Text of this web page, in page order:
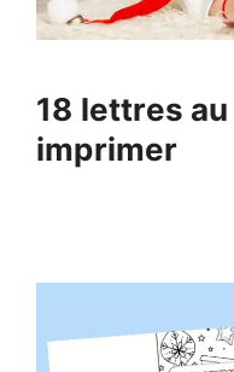
18 lettres
imprimer